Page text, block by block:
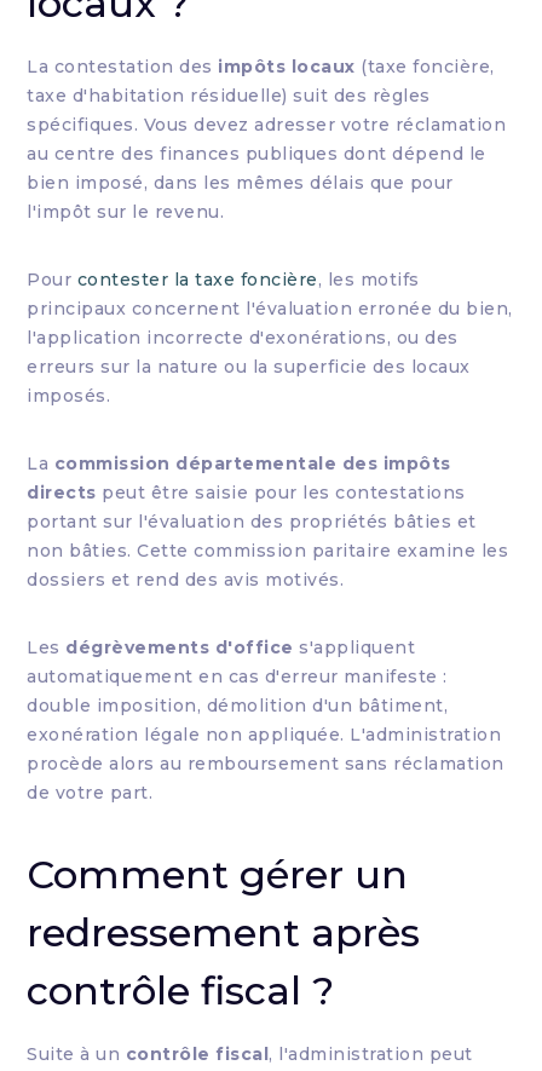
La contestation des impôts locaux (taxe foncière,
taxe d'habitation résiduelle) suit des règles
spécifiques. Vous devez adresser votre réclamation
au centre des finances publiques dont dépend le
bien imposé, dans les mêmes délais que pour
l'impôt sur le revenu.
Pour contester la taxe foncière, les motifs
principaux concernent l'évaluation erronée du bien,
l'application incorrecte d'exonérations, ou des
erreurs sur la nature ou la superficie des locaux
imposés.
La commission départementale des impôts
directs peut être saisie pour les contestations
portant sur l'évaluation des propriétés bâties et
non bâties. Cette commission paritaire examine les
dossiers et rend des avis motivés.
Les dégrèvements d'office s'appliquent
automatiquement en cas d'erreur manifeste :
double imposition, démolition d'un bâtiment,
exonération légale non appliquée. L'administration
procède alors au remboursement sans réclamation
de votre part.
Comment gérer un
redressement après
contrôle fiscal ?
Suite à un contrôle fiscal, l'administration peut